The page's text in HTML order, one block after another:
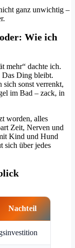
ganz unwichtig –
Wie ich
mehr“ dachte ich.
Das Ding bleibt.
sich sonst verrenkt,
im Bad – zack, in
worden, alles
Zeit, Nerven und
Kind und Hund
sich über jedes
Nachteil